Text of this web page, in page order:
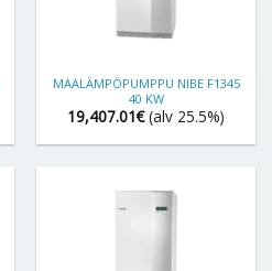
MAALÄMPÖPUMPPU NIBE F1345
40 KW
19,407.01€ (alv 25.5%)